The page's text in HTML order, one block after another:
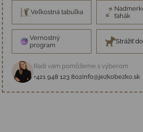
Veľkostná tabuľka
ťahák
Vernostný
program
Strážiť
Radi vám pomôžeme s výberom
+421 948 123 802info@jezkobezko.sk